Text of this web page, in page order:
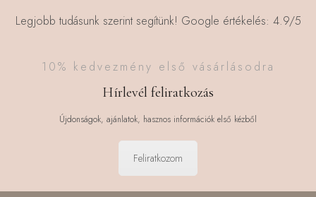
Legjobb tudásunk szerint segítünk! Google értékelés: 4.9/5
10% kedvezmény első vásárlásodra
Hírlevél feliratkozás
Újdonságok, ajánlatok, hasznos információk első kézből
Feliratkozom